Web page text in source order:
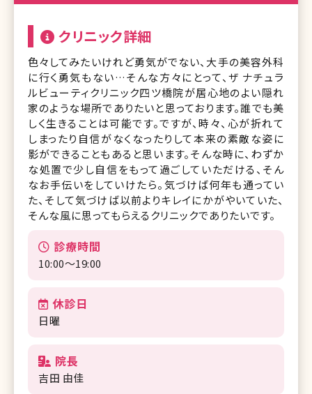
クリニック詳細
色々してみたいけれど勇気がでない、大手の美容外科
に行く勇気もない…そんな方々にとって、ザ ナチュラ
ルビューティクリニック四ツ橋院が居心地のよい隠れ
家のような場所でありたいと思っております。誰でも美
しく生きることは可能です。ですが、時々、心が折れて
しまったり自信がなくなったりして本来の素敵な姿に
影ができることもあると思います。そんな時に、わずか
な処置で少し自信をもって過ごしていただける、そん
なお手伝いをしていけたら。気づけば何年も通ってい
た、そして気づけば以前よりキレイにかがやいていた、
そんな風に思ってもらえるクリニックでありたいです。
診療時間
10:00～19:00
休診日
日曜
院長
吉田 由佳